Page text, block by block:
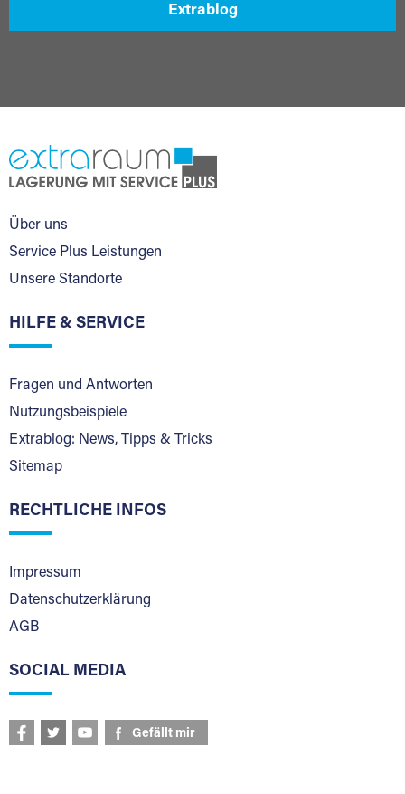
Extrablog
Über uns
Service Plus Leistungen
Unsere Standorte
HILFE & SERVICE
Fragen und Antworten
Nutzungsbeispiele
Extrablog: News, Tipps & Tricks
Sitemap
RECHTLICHE INFOS
Impressum
Datenschutzerklärung
AGB
SOCIAL MEDIA
Gefällt mir